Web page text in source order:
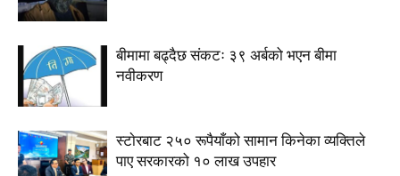
बीमामा बढ्दैछ संकटः ३९ अर्बको भएन बीमा
नवीकरण
स्टाेरबाट २५० रूपैयाँको सामान किनेका व्यक्तिले
पाए सरकारको १० लाख उपहार